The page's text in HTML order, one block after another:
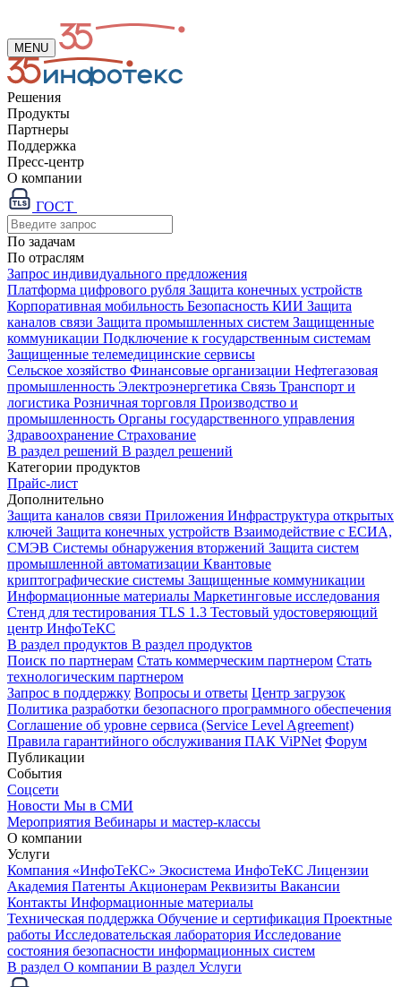
MENU
Решения
Продукты
Партнеры
Поддержка
Пресс-центр
О компании
ГОСТ
По задачам
По отраслям
Запрос индивидуального предложения
Платформа цифрового рубля Защита конечных устройств
Корпоративная мобильность Безопасность КИИ Защита
каналов связи Защита промышленных систем Защищенные
коммуникации Подключение к государственным системам
Защищенные телемедицинские сервисы
Сельское хозяйство Финансовые организации Нефтегазовая
промышленность Электроэнергетика Связь Транспорт и
логистика Розничная торговля Производство и
промышленность Органы государственного управления
Здравоохранение Страхование
В раздел решений В раздел решений
Категории продуктов
Прайс-лист
Дополнительно
Защита каналов связи Приложения Инфраструктура открытых
ключей Защита конечных устройств Взаимодействие с ЕСИА,
СМЭВ Системы обнаружения вторжений Защита систем
промышленной автоматизации Квантовые
криптографические системы Защищенные коммуникации
Информационные материалы Маркетинговые исследования
Стенд для тестирования TLS 1.3 Тестовый удостоверяющий
центр ИнфоТеКС
В раздел продуктов В раздел продуктов
Поиск по партнерам Стать коммерческим партнером Стать
технологическим партнером
Запрос в поддержку Вопросы и ответы Центр загрузок
Политика разработки безопасного программного обеспечения
Соглашение об уровне сервиса (Service Level Agreement)
Правила гарантийного обслуживания ПАК ViPNet Форум
Публикации
События
Соцсети
Новости Мы в СМИ
Мероприятия Вебинары и мастер-классы
О компании
Услуги
Компания «ИнфоТеКС» Экосистема ИнфоТеКС Лицензии
Академия Патенты Акционерам Реквизиты Вакансии
Контакты Информационные материалы
Техническая поддержка Обучение и сертификация Проектные
работы Исследовательская лаборатория Исследование
состояния безопасности информационных систем
В раздел О компании В раздел Услуги